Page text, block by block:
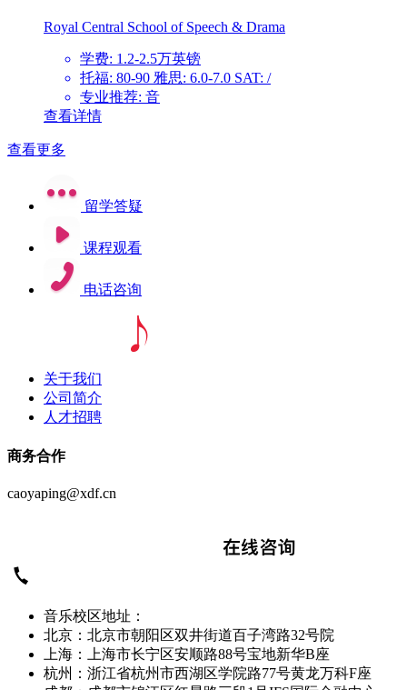
Royal Central School of Speech & Drama
学费: 1.2-2.5万英镑
托福: 80-90 雅思: 6.0-7.0 SAT: /
专业推荐: 音
查看详情
查看更多
留学答疑
课程观看
电话咨询
关于我们
公司简介
人才招聘
商务合作
caoyaping@xdf.cn
音乐校区地址：
北京：北京市朝阳区双井街道百子湾路32号院
上海：上海市长宁区安顺路88号宝地新华B座
杭州：浙江省杭州市西湖区学院路77号黄龙万科F座